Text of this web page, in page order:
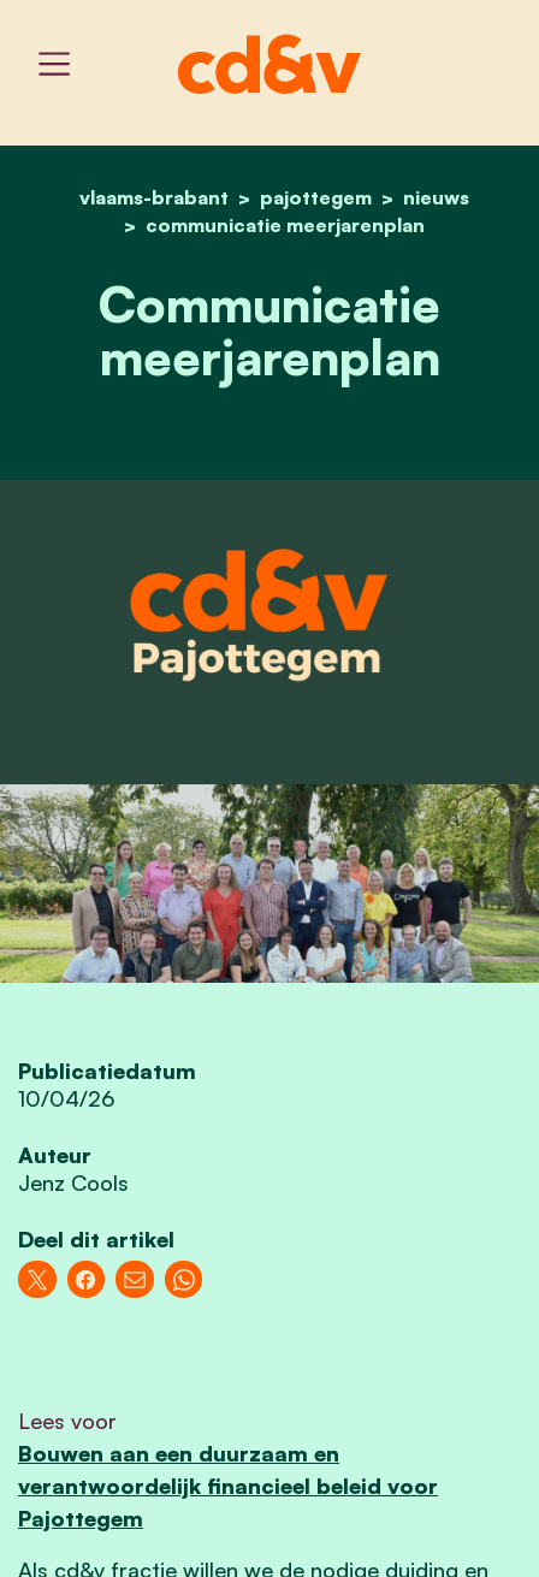
home
vlaams-brabant pajottegem
nieuws
communicatie meerjarenplan
communicatie
Communicatie
meerjarenplan
Publicatiedatum
10/04/26
Auteur
Jenz Cools
Deel dit artikel
Lees voor
Bouwen aan een duurzaam en
verantwoordelijk financieel beleid voor
Pajottegem
Als cd&v fractie willen we de nodige duiding en